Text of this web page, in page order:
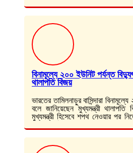
…
বিনামূল্যে ২০০ ইউনিট পর্যন্ত বিদ্যুৎ
থালাপতি বিজয়
ভারতের তামিলনাড়ুর বাসিন্দারা
বলে জানিয়েছেন মুখ্যমন্ত্রী
মুখ্যমন্ত্রী হিসেবে শপথ নেওয়ার পর